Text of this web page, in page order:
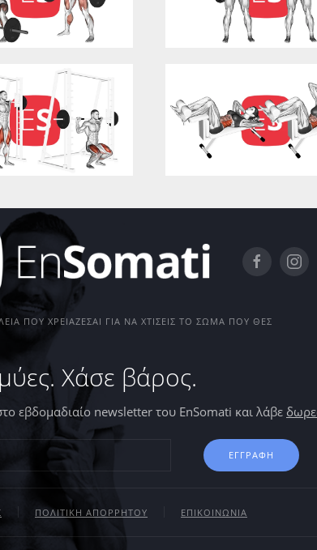
ΠΟΥ ΧΡΕΙΆΖΕΣΑΙ ΓΙΑ ΝΑ ΧΤΊΣΕΙΣ ΤΟ ΣΏΜΑ ΠΟΥ ΘΕΣ
Χάσε βάρος.
εβδομαδιαίο newsletter του EnSomati και λάβε
ΕΓΓΡΑΦΗ
ΠΟΛΙΤΙΚΗ ΑΠΟΡΡΗΤΟΥ ΕΠΙΚΟΙΝΩΝΙΑ